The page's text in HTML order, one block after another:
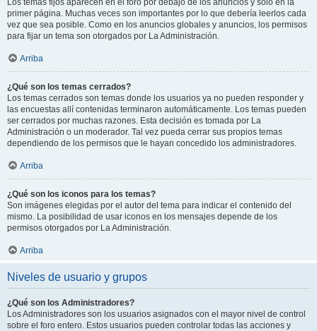
Los temas fijos aparecen en el foro por debajo de los anuncios y solo en la
primer página. Muchas veces son importantes por lo que debería leerlos cada
vez que sea posible. Como en los anuncios globales y anuncios, los permisos
para fijar un tema son otorgados por La Administración.
Arriba
¿Qué son los temas cerrados?
Los temas cerrados son temas donde los usuarios ya no pueden responder y
las encuestas allí contenidas terminaron automáticamente. Los temas pueden
ser cerrados por muchas razones. Esta decisión es tomada por La
Administración o un moderador. Tal vez pueda cerrar sus propios temas
dependiendo de los permisos que le hayan concedido los administradores.
Arriba
¿Qué son los iconos para los temas?
Son imágenes elegidas por el autor del tema para indicar el contenido del
mismo. La posibilidad de usar iconos en los mensajes depende de los
permisos otorgados por La Administración.
Arriba
Niveles de usuario y grupos
¿Qué son los Administradores?
Los Administradores son los usuarios asignados con el mayor nivel de control
sobre el foro entero. Estos usuarios pueden controlar todas las acciones y